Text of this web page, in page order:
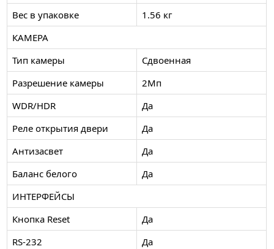
Вес в упаковке
1.56 кг
КАМЕРА
Тип камеры
Сдвоенная
Разрешение камеры
2Мп
WDR/HDR
Да
Реле открытия двери
Да
Антизасвет
Да
Баланс белого
Да
ИНТЕРФЕЙСЫ
Кнопка Reset
Да
RS-232
Да